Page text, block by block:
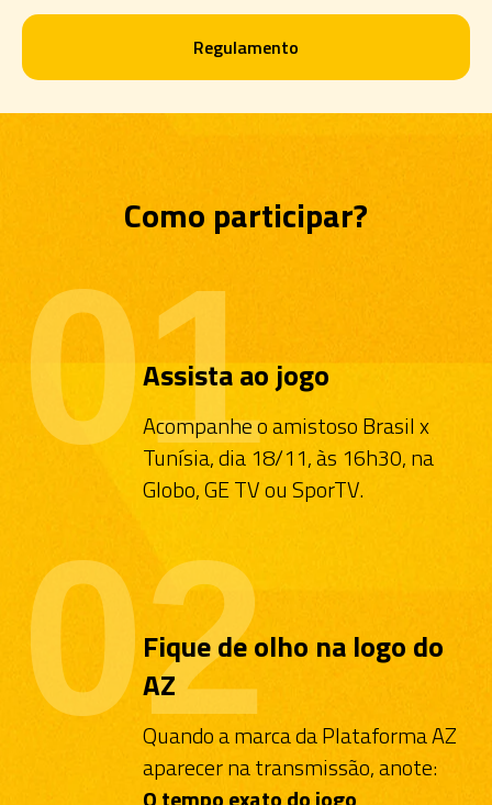
Regulamento
Como participar?
Assista ao jogo
Acompanhe o amistoso Brasil x
Tunísia, dia 18/11, às 16h30, na
Globo, GE TV ou SporTV.
01
Fique de olho na logo do
AZ
Quando a marca da Plataforma AZ
aparecer na transmissão, anote:
02